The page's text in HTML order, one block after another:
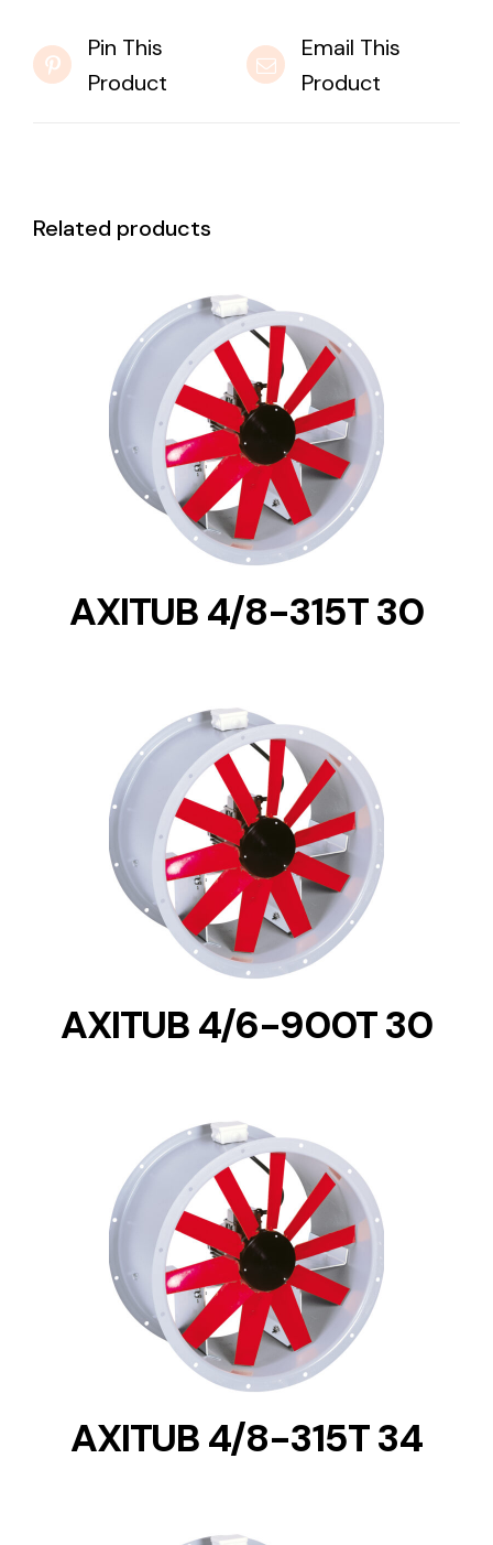
Pin This
Product
Email This
Product
Related products
DETAILS
AXITUB 4/8-315T 30
DETAILS
AXITUB 4/6-900T 30
DETAILS
AXITUB 4/8-315T 34